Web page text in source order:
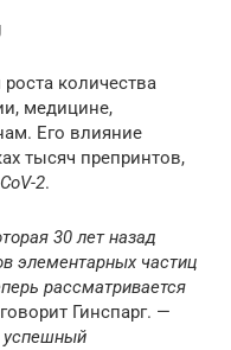
количества
медицине,
Его влияние
тысяч препринтов,
2.
30 лет назад
элементарных частиц
рассматривается
Гинспарг. —
успешный